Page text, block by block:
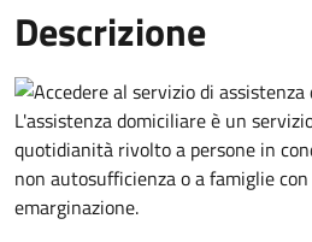
Descrizione
L'assistenza domiciliare è un
quotidianità rivolto a persone in
non autosufficienza o a famiglie
emarginazione.